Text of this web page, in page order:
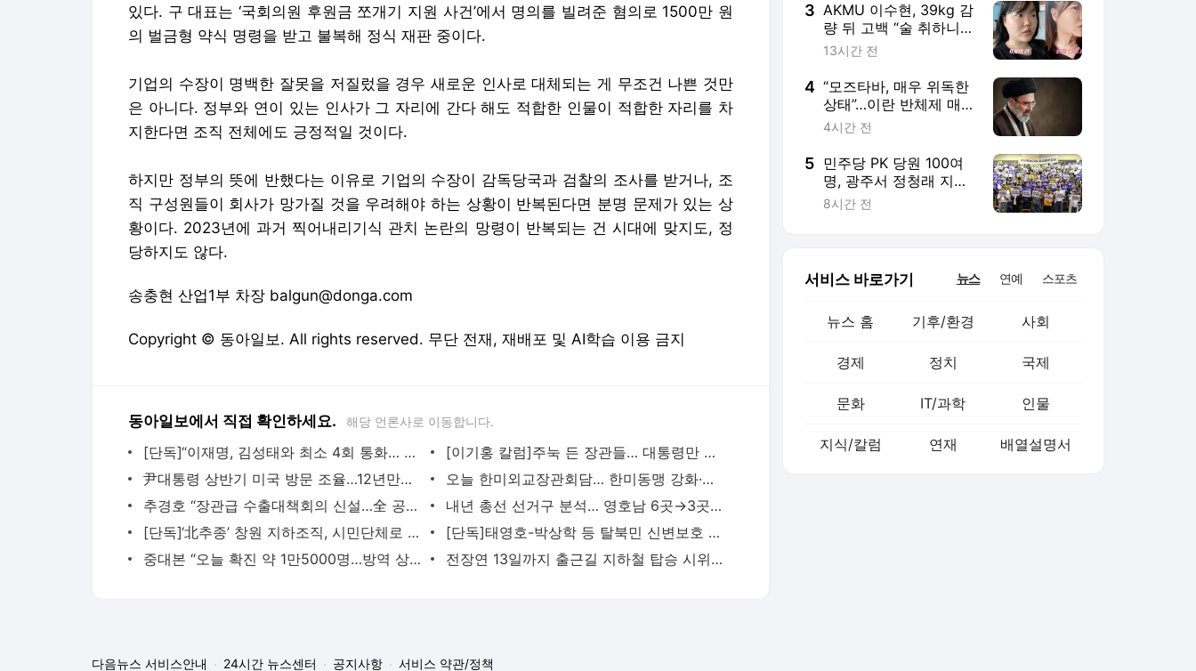
있다. 구 대표는 ‘국회의원 후원금 쪼개기 지원 사건’에서 명의를 빌려준 혐의로 1500만 원
의 벌금형 약식 명령을 받고 불복해 정식 재판 중이다.
기업의 수장이 명백한 잘못을 저질렀을 경우 새로운 인사로 대체되는 게 무조건 나쁜 것만
은 아니다. 정부와 연이 있는 인사가 그 자리에 간다 해도 적합한 인물이 적합한 자리를 차
지한다면 조직 전체에도 긍정적일 것이다.
하지만 정부의 뜻에 반했다는 이유로 기업의 수장이 감독당국과 검찰의 조사를 받거나, 조
직 구성원들이 회사가 망가질 것을 우려해야 하는 상황이 반복된다면 분명 문제가 있는 상
황이다. 2023년에 과거 찍어내리기식 관치 논란의 망령이 반복되는 건 시대에 맞지도, 정
당하지도 않다.
송충현 산업1부 차장 balgun@donga.com
Copyright © 동아일보. All rights reserved. 무단 전재, 재배포 및 AI학습 이용 금지
동아일보에서 직접 확인하세요. 해당 언론사로 이동합니다.
[단독]“이재명, 김성태와 최소 4회 통화… 작년엔 ‘쌍방울 난감해져’ 말해”
[이기홍 칼럼]주눅 든 장관들… 대통령만 보인다
尹대통령 상반기 미국 방문 조율…12년만에 국빈방문 이뤄질까
오늘 한미외교장관회담… 한미동맹 강화·尹대통령 방미 등 논의
추경호 “장관급 수출대책회의 신설…全 공무원이 영업사원”
내년 총선 선거구 분석… 영호남 6곳→3곳 합구 유력
[단독]‘北추종’ 창원 지하조직, 시민단체로 위장 활동
[단독]태영호-박상학 등 탈북민 신변보호 강화
중대본 “오늘 확진 약 1만5000명…방역 상황 안정 유지”
전장연 13일까지 출근길 지하철 탑승 시위 중단! [청계천 옆 사진관]
3 AKMU 이수현, 39kg 감
량 뒤 고백 “술 취하니
토할 때까지 먹어…몸
13시간 전
4 “모즈타바, 매우 위독한
상태”…이란 반체제 매체
보도
4시간 전
5 민주당 PK 당원 100여
명, 광주서 정청래 지지
선언
8시간 전
서비스 바로가기 뉴스 연예 스포츠
뉴스 홈 기후/환경 사회
경제 정치 국제
문화 IT/과학 인물
지식/칼럼 연재 배열설명서
다음뉴스 서비스안내 24시간 뉴스센터 공지사항 서비스 약관/정책